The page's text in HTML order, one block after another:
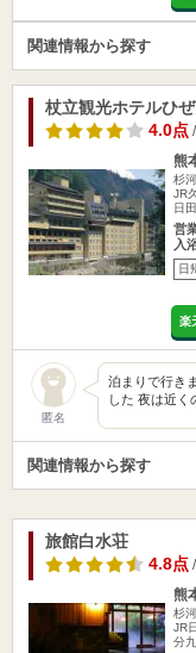
関連情報から探す
杖立観光ホテルひ
4.0点/
熊
杉
JR
日
営
入
日
楽
匿名
泊まりで行き
した 夜は近く
関連情報から探す
旅館白水荘
4.8点/
熊
杉
JR
分